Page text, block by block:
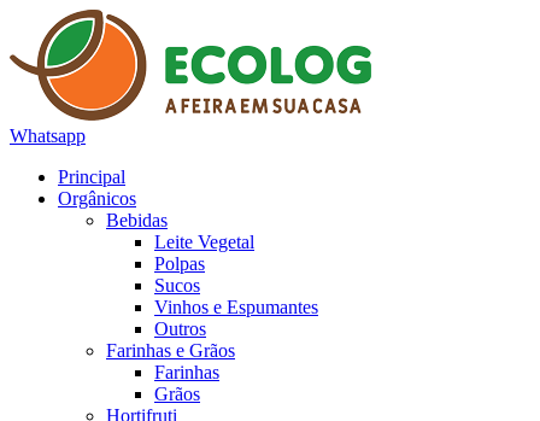
Whatsapp
Principal
Orgânicos
Bebidas
Leite Vegetal
Polpas
Sucos
Vinhos e Espumantes
Outros
Farinhas e Grãos
Farinhas
Grãos
Hortifruti